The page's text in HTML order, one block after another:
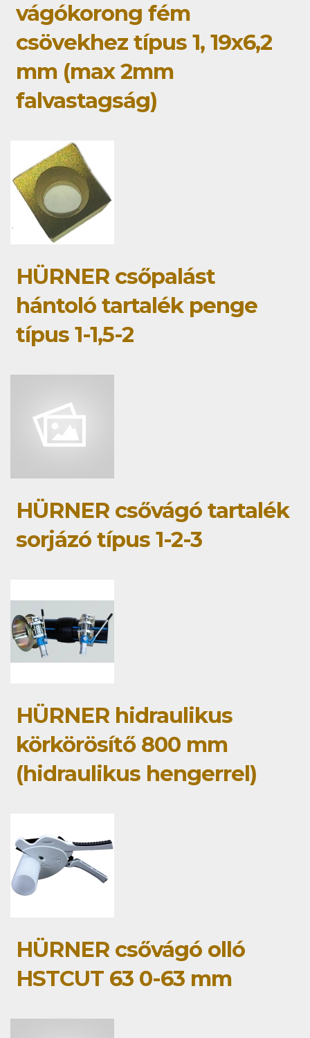
vágókorong fém
csövekhez típus 1, 19x6,2
mm (max 2mm
falvastagság)
HÜRNER csőpalást
hántoló tartalék penge
típus 1-1,5-2
HÜRNER csővágó tartalék
sorjázó típus 1-2-3
HÜRNER hidraulikus
körkörösítő 800 mm
(hidraulikus hengerrel)
HÜRNER csővágó olló
HSTCUT 63 0-63 mm